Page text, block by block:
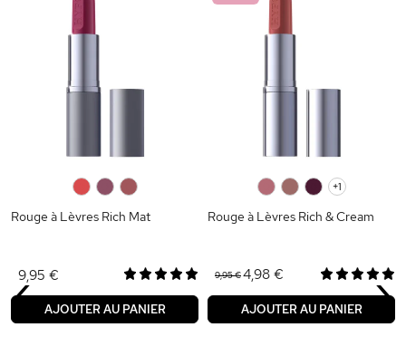
Rouge à Lèvres Rich Mat
9,95 €
AJOUTER AU PANIER
+1
Rouge à Lèvres Rich & Cream
9,95 €4,98 €
AJOUTER AU PANIER
‹ ›